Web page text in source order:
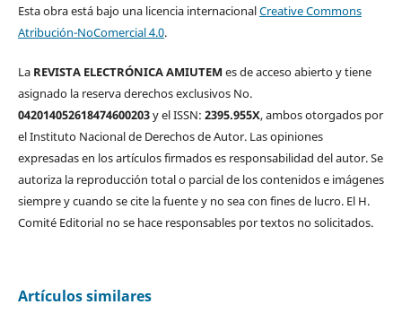
Esta obra está bajo una licencia internacionalCreative Commons
Atribución-NoComercial 4.0.
La REVISTA ELECTRÓNICA AMIUTEM es de acceso abierto y tiene
asignado la reserva derechos exclusivos No.
042014052618474600203y el ISSN: 2395.955X, ambos otorgados por
el Instituto Nacional de Derechos de Autor. Las opiniones
expresadas en los artículos firmados es responsabilidad del autor. Se
autoriza la reproducción total o parcial de los contenidos e imágenes
siempre y cuando se cite la fuente y no sea con fines de lucro. El H.
Comité Editorial no se hace responsables por textos no solicitados.
Artículos similares